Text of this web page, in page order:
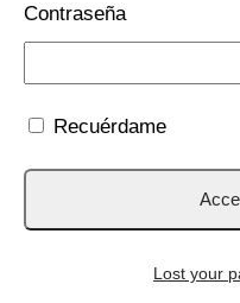
Contraseña
Recuérdame
Lost your